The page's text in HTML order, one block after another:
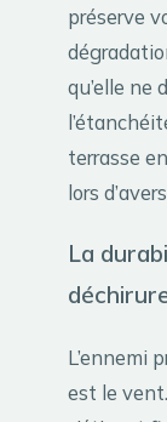
préserve
qu’elle ne
terrasse
lors
La
L’ennemi
est le